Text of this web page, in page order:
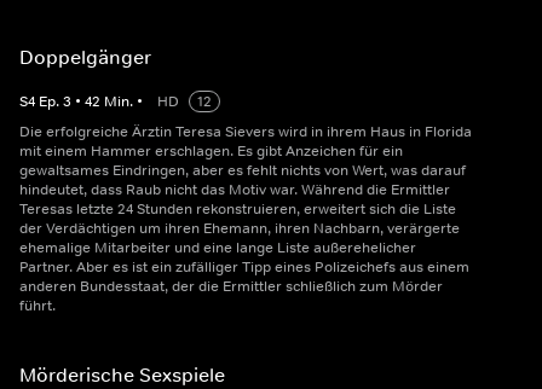
Doppelgänger
S4 Ep.3 • 42 Min. • HD
12
Die erfolgreiche Ärztin Teresa Sievers wird in ihrem Haus in Florida
mit einem Hammer erschlagen. Es gibt Anzeichen für ein
gewaltsames Eindringen, aber es fehlt nichts von Wert, was darauf
hindeutet, dass Raub nicht das Motiv war. Während die Ermittler
Teresas letzte 24 Stunden rekonstruieren, erweitert sich die Liste
der Verdächtigen um ihren Ehemann, ihren Nachbarn, verärgerte
ehemalige Mitarbeiter und eine lange Liste außerehelicher
Partner. Aber es ist ein zufälliger Tipp eines Polizeichefs aus einem
anderen Bundesstaat, der die Ermittler schließlich zum Mörder
führt.
Mörderische Sexspiele